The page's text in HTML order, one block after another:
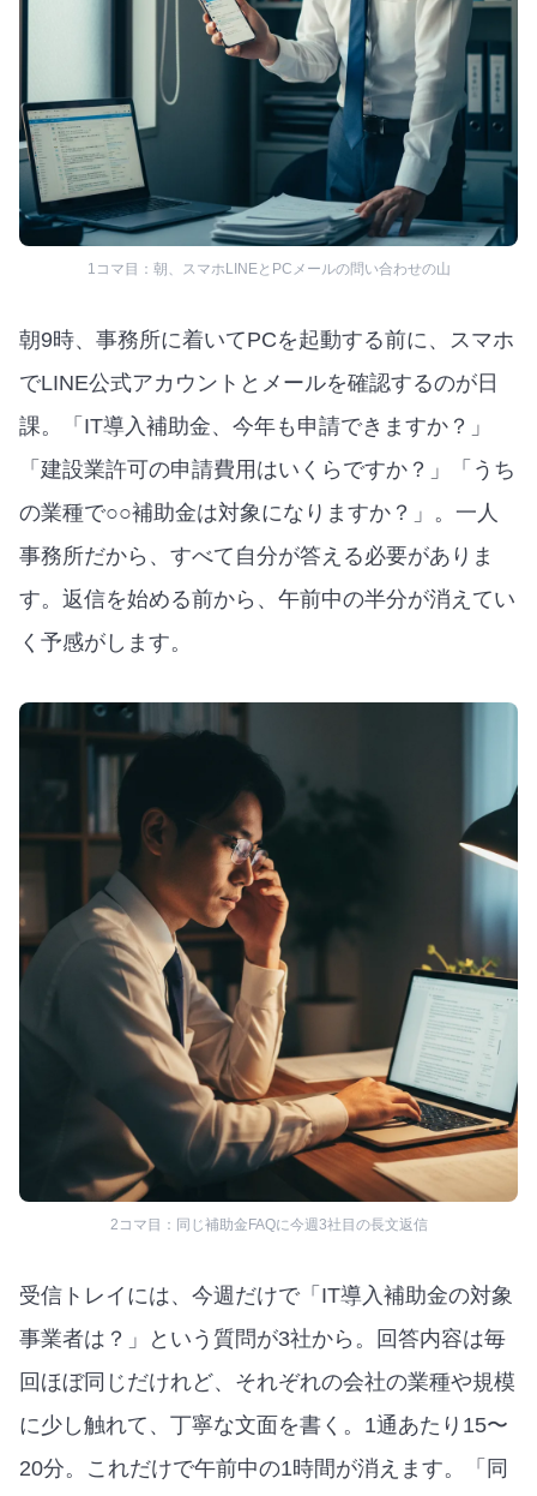
1コマ目：朝、スマホLINEとPCメールの問い合わせの山
朝9時、事務所に着いてPCを起動する前に、スマホ
でLINE公式アカウントとメールを確認するのが日
課。「IT導入補助金、今年も申請できますか？」
「建設業許可の申請費用はいくらですか？」「うち
の業種で○○補助金は対象になりますか？」。一人
事務所だから、すべて自分が答える必要がありま
す。返信を始める前から、午前中の半分が消えてい
く予感がします。
2コマ目：同じ補助金FAQに今週3社目の長文返信
受信トレイには、今週だけで「IT導入補助金の対象
事業者は？」という質問が3社から。回答内容は毎
回ほぼ同じだけれど、それぞれの会社の業種や規模
に少し触れて、丁寧な文面を書く。1通あたり15〜
20分。これだけで午前中の1時間が消えます。「同